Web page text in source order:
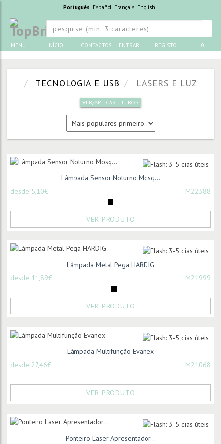
Português Español Français English
MENU INÍCIO CONTACTOS ENTRAR REGISTO 0
TECNOLOGIA E USB LASERS E LUZ
VER/APLICAR FILTROS
Lâmpada Sensor Noturno Mosq...
desde 5,10€
M22388
VER PRODUTO
Lâmpada Metal Pega HARDIG
desde 11,89€
M21999
VER PRODUTO
Lâmpada Multifunção Evanex
desde 27,46€
M21068
VER PRODUTO
Ponteiro Laser Apresentador...